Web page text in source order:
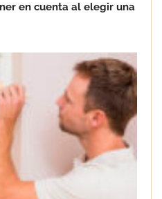
en cuenta al elegir una